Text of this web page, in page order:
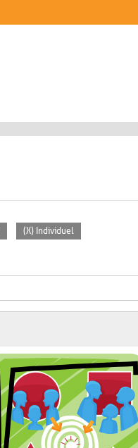
(X) Individuel